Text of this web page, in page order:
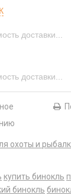
доставки...
доставки...
охоты и
купить бинокль
бинокль